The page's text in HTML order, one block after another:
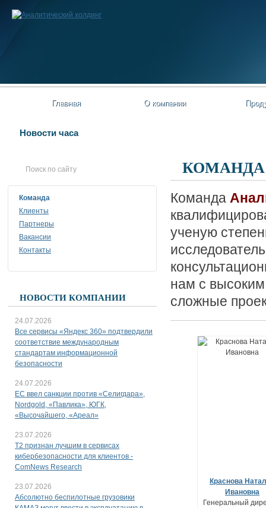
Главная О компании
Новости часа
Команда
Клиенты
Партнеры
Вакансии
Контакты
НОВОСТИ КОМПАНИИ
24.07.2026
Все сервисы «Яндекс 360» подтвердили
соответствие международным
стандартам информационной
безопасности
24.07.2026
ЕС ввел санкции против «Селигдара»,
Nordgold, «Павлика», ЮГК,
«Высочайшего, «Ареал»
23.07.2026
T2 признан лучшим в сервисах
кибербезопасности для клиентов -
ComNews Research
23.07.2026
Абсолютно беспилотные грузовики
КОМАНДА
Команда
ученую
нам с
сложные
Краснова
Ивановна
Генеральный